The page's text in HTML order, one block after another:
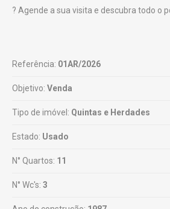
? Agende a sua visita e descubra todo o
Referência: 01AR/2026
Objetivo: Venda
Tipo de imóvel: Quintas e Herdades
Estado: Usado
N° Quartos: 11
N° Wc's: 3